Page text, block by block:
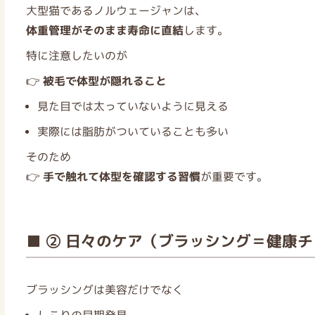
大型猫であるノルウェージャンは、
体重管理がそのまま寿命に直結します。
特に注意したいのが
👉 被毛で体型が隠れること
見た目では太っていないように見える
実際には脂肪がついていることも多い
そのため
👉 手で触れて体型を確認する習慣が重要です。
■ ② 日々のケア（ブラッシング＝健康チ
ブラッシングは美容だけでなく